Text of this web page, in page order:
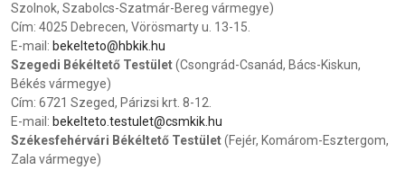
Szolnok, Szabolcs-Szatmár-Bereg vármegye)
Cím: 4025 Debrecen, Vörösmarty u. 13-15.
E-mail: bekelteto@hbkik.hu
Szegedi Békéltető Testület(Csongrád-Csanád, Bács-Kiskun,
Békés vármegye)
Cím: 6721 Szeged, Párizsi krt. 8-12.
E-mail: bekelteto.testulet@csmkik.hu
Székesfehérvári Békéltető Testület(Fejér, Komárom-Esztergom,
Zala vármegye)